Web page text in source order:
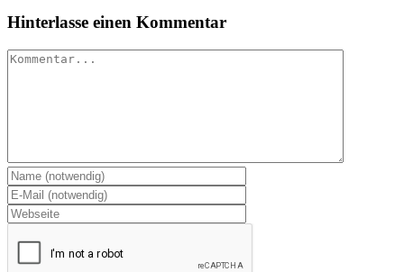
Hinterlasse einen Kommentar
Kommentar